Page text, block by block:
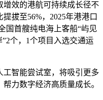
效的港航可持续成长径不
拔至56%，2025年港港口
国首艘纯电海上客船“屿见
个，1个项目入选交通运
智能尝试室，将吸引更多
力数字经济高质量成长。